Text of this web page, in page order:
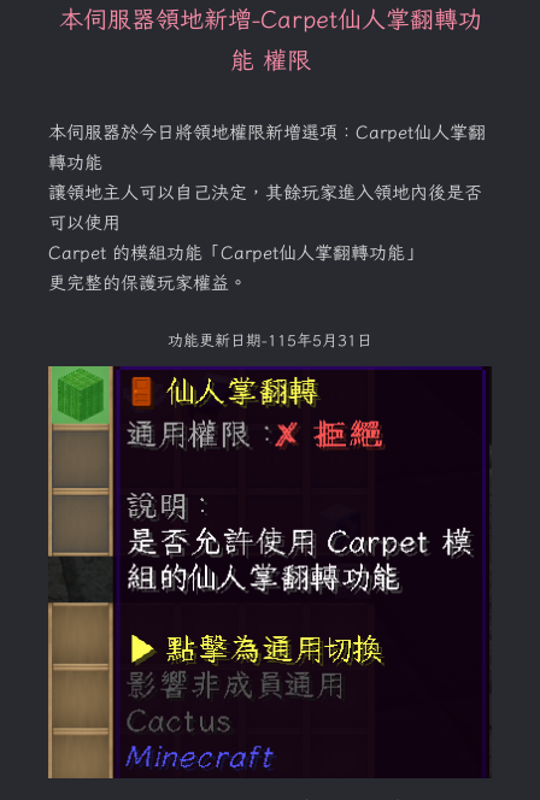
本伺服器領地新增-Carpet仙人掌翻轉功
能 權限
本伺服器於今日將領地權限新增選項：Carpet仙人掌翻
轉功能
讓領地主人可以自己決定，其餘玩家進入領地內後是否
可以使用
Carpet 的模組功能「Carpet仙人掌翻轉功能」
更完整的保護玩家權益。
功能更新日期-115年5月31日